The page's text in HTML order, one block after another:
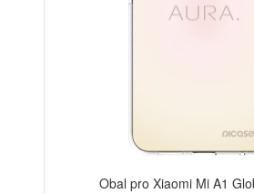
Obal pro Xiaomi Mi A1